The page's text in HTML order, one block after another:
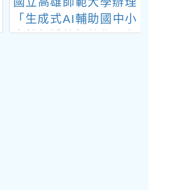
「生成式AI輔助國中小
自然領域教師教學工作